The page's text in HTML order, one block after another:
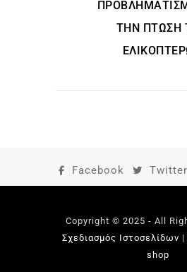
ΤΗΝ ΠΤΏΣΗ
Facebook Twitter
Copyright © 2025 - All
Σχεδιασμός Ιστοσελίδων |
shop